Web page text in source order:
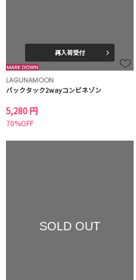
再入荷受付
LAGUNAMOON
バックタック2wayコンビネゾン
5,280 円
70%OFF
SOLD OUT